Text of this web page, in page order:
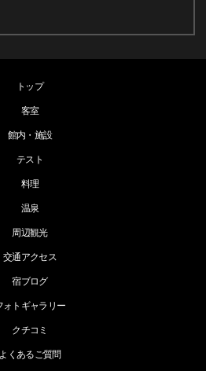
トップ
客室
館内・施設
テスト
料理
温泉
周辺観光
交通アクセス
宿ブログ
ォトギャラリー
クチコミ
よくあるご質問